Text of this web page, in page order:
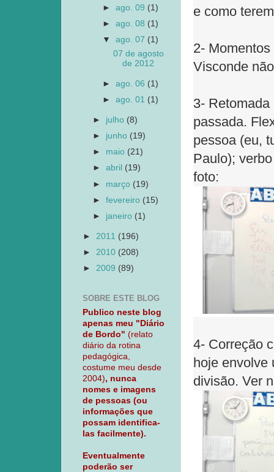
e como
2-
Visconde
3-
passada.
pessoa (eu,
Paulo);
foto:
4- Correção
hoje envolve
divisão. Ver
►ago. 09 (1)
►ago. 08 (1)
▼ago. 07 (1)
07 de agosto
de 2012
►ago. 06 (1)
►ago. 01 (1)
► julho (8)
► junho (19)
► maio (21)
►abril (19)
► março (19)
►fevereiro (15)
► janeiro (1)
► 2011 (196)
► 2010 (208)
► 2009 (89)
SOBRE ESTE BLOG
Publico neste blog
apenas meu "Diário
de Bordo" (relato
diário da rotina
pedagógica,
costume meu desde
2004), nunca
nomes e imagens
de pessoas (ou
informações que
possam identifica-
las facilmente).
Eventualmente
poderão ser